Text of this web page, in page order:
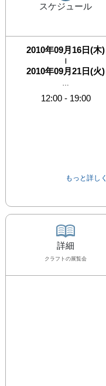
スケジュール
2010年09月16日(木)
|
2010年09月21日(火)
12:00- 19:00
もっと詳しく
詳細
クラフト の展覧会